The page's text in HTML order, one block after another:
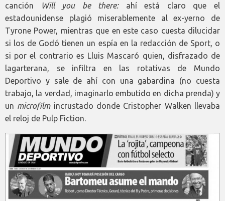
canción
Will you be there: ahí está claro que el
estadounidense plagió miserablemente al ex-yerno de
Tyrone Power, mientras que en este caso cuesta dilucidar
si los de Godó tienen un espía en la redacción de Sport, o
si por el contrario es Lluis Mascaró quien, disfrazado de
lagarterana, se infiltra en las rotativas de Mundo
Deportivo y sale de ahí con una gabardina (no cuesta
trabajo, la verdad, imaginarlo embutido en dicha prenda) y
un microfilmincrustado donde Cristopher Walken llevaba
el reloj de Pulp Fiction.